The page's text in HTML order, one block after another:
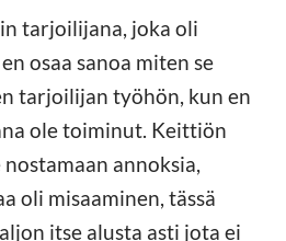
tarjoilijana, joka oli
osaa sanoa miten se
tarjoilijan työhön, kun en
ole toiminut. Keittiön
annoksia,
oli misaaminen, tässä
itse alusta asti jota ei